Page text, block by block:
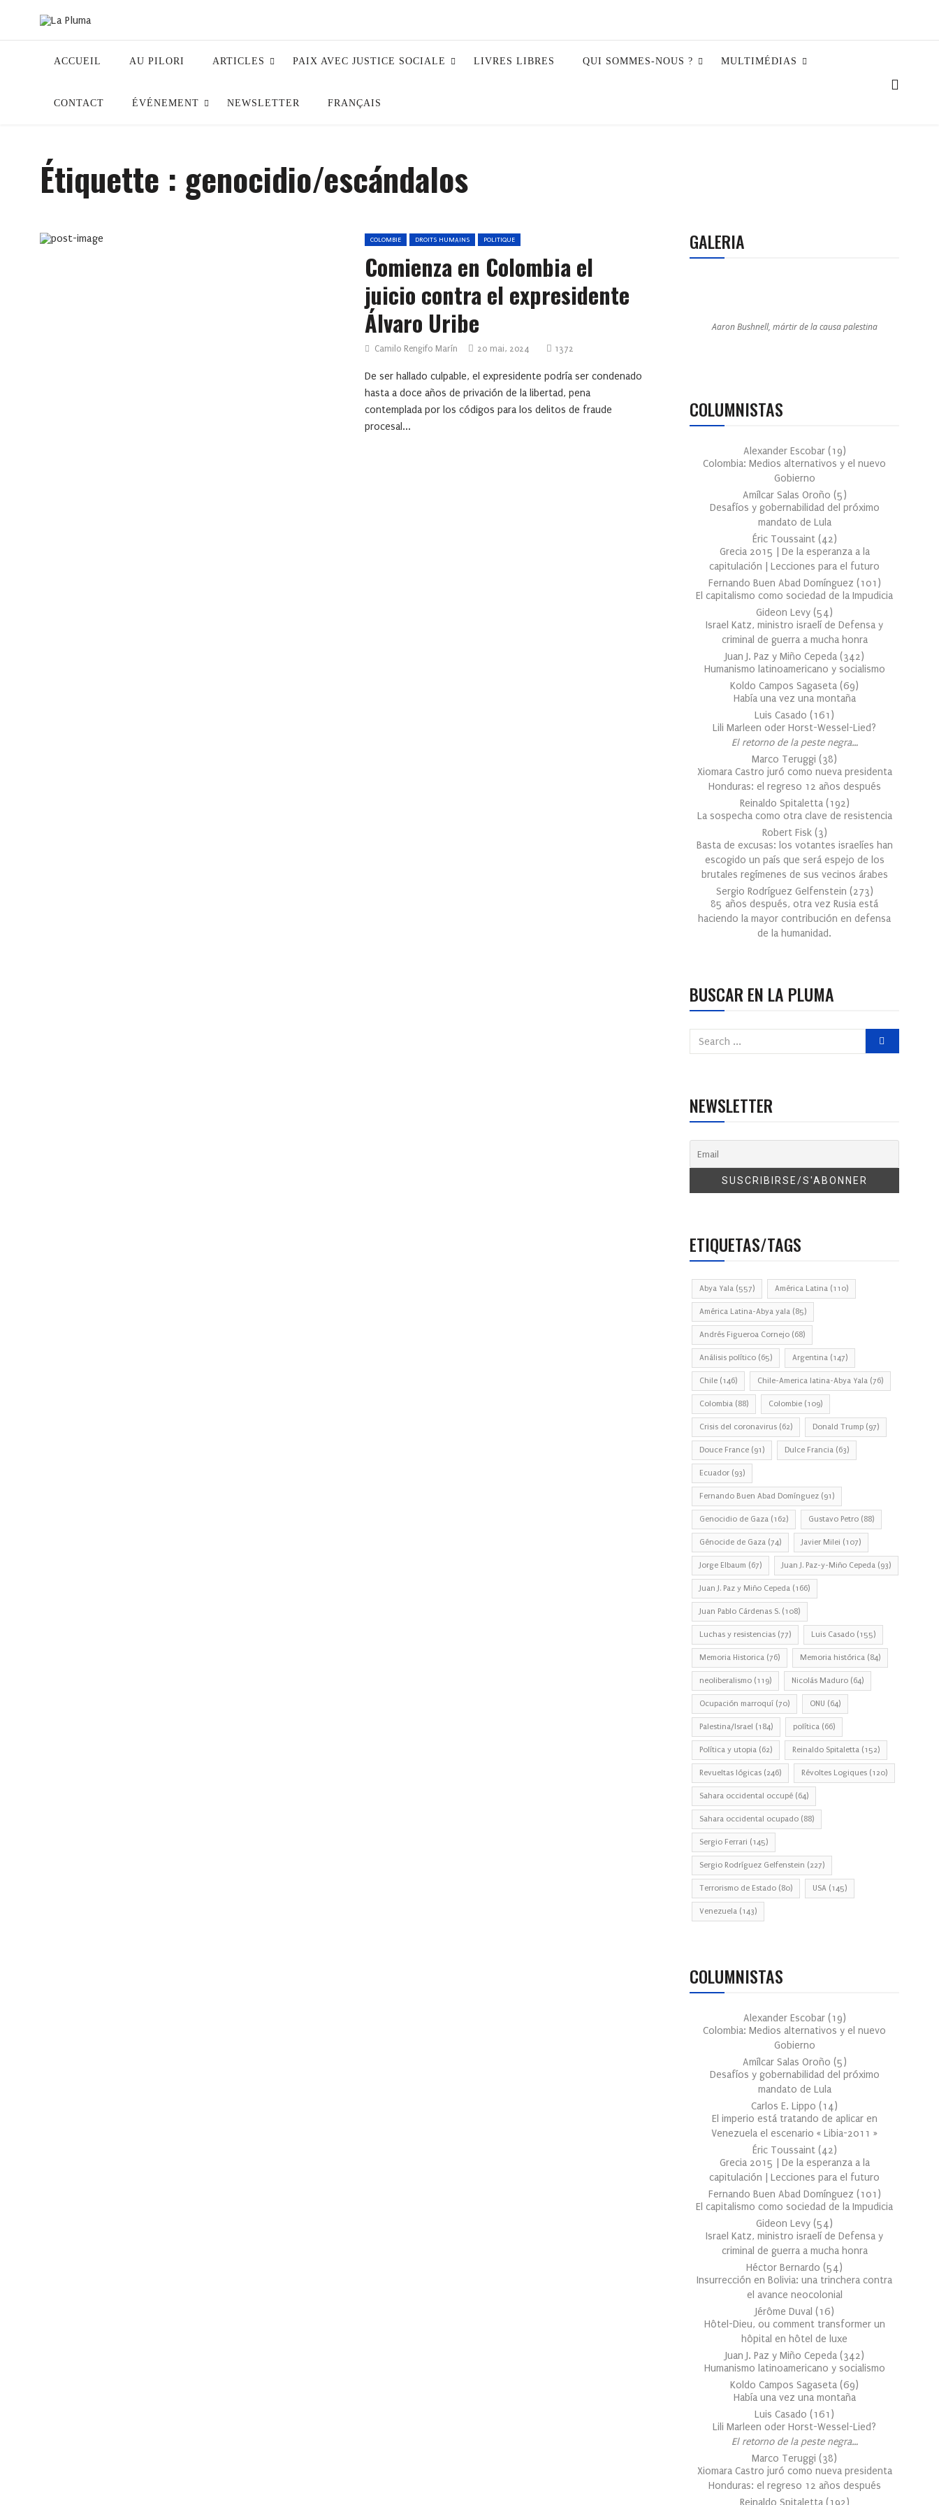
ACCUEIL AU PILORI ARTICLES PAIX AVEC JUSTICE SOCIALE LIVRES LIBRES QUI SOMMES-NOUS ? MULTIMÉDIAS
CONTACT ÉVÉNEMENT NEWSLETTER FRANÇAIS
Étiquette : genocidio/escándalos
COLOMBIE DROITS HUMAINS POLITIQUE
Comienza en Colombia el
juicio contra el expresidente
Álvaro Uribe
Camilo Rengifo Marín 20 mai, 2024 1372
De ser hallado culpable, el expresidente podría ser condenado
hasta a doce años de privación de la libertad, pena
contemplada por los códigos para los delitos de fraude
procesal...
GALERIA
Aaron Bushnell, mártir de la causa palestina
COLUMNISTAS
Alexander Escobar (19)
Colombia: Medios alternativos y el nuevo
Gobierno
Amílcar Salas Oroño (5)
Desafíos y gobernabilidad del próximo
mandato de Lula
Éric Toussaint (42)
Grecia 2015 | De la esperanza a la
capitulación | Lecciones para el futuro
Fernando Buen Abad Domínguez (101 )
El capitalismo como sociedad de la Impudicia
Gideon Levy (54)
Israel Katz, ministro israelí de Defensa y
criminal de guerra a mucha honra
Juan J. Paz y Miño Cepeda (342)
Humanismo latinoamericano y socialismo
Koldo Campos Sagaseta (69)
Había una vez una montaña
Luis Casado (161 )
Lili Marleen oder Horst-Wessel-Lied?
El retorno de la peste negra…
Marco Teruggi (38)
Xiomara Castro juró como nueva presidenta
Honduras: el regreso 12 años después
Reinaldo Spitaletta (192)
La sospecha como otra clave de resistencia
Robert Fisk (3)
Basta de excusas: los votantes israelíes han
escogido un país que será espejo de los
brutales regímenes de sus vecinos árabes
Sergio Rodríguez Gelfenstein (273)
85 años después, otra vez Rusia está
haciendo la mayor contribución en defensa
de la humanidad.
BUSCAR EN LA PLUMA
NEWSLETTER
ETIQUETAS/TAGS
Abya Yala (557) América Latina (110)
América Latina-Abya yala (85)
Andrés Figueroa Cornejo (68)
Análisis político (65) Argentina (147)
Chile (146) Chile-America latina-Abya Yala (76)
Colombia (88) Colombie (109)
Crisis del coronavirus (62) Donald Trump (97)
Douce France (91) Dulce Francia (63)
Ecuador (93)
Fernando Buen Abad Domínguez (91)
Genocidio de Gaza (162) Gustavo Petro (88)
Génocide de Gaza (74) Javier Milei (107)
Jorge Elbaum (67) Juan J. Paz-y-Miño Cepeda (93)
Juan J. Paz y Miño Cepeda (166)
Juan Pablo Cárdenas S. (108)
Luchas y resistencias (77) Luis Casado (155)
Memoria Historica (76) Memoria histórica (84)
neoliberalismo (119) Nicolás Maduro (64)
Ocupación marroquí (70) ONU (64)
Palestina/Israel (184) política (66)
Política y utopia (62) Reinaldo Spitaletta (152)
Revueltas lógicas (246) Révoltes Logiques (120)
Sahara occidental occupé (64)
Sahara occidental ocupado (88)
Sergio Ferrari (145)
Sergio Rodríguez Gelfenstein (227)
Terrorismo de Estado (80) USA (145)
Venezuela (143)
COLUMNISTAS
Alexander Escobar (19)
Colombia: Medios alternativos y el nuevo
Gobierno
Amílcar Salas Oroño (5)
Desafíos y gobernabilidad del próximo
mandato de Lula
Carlos E. Lippo (14)
El imperio está tratando de aplicar en
Venezuela el escenario « Libia-2011 »
Éric Toussaint (42)
Grecia 2015 | De la esperanza a la
capitulación | Lecciones para el futuro
Fernando Buen Abad Domínguez (101 )
El capitalismo como sociedad de la Impudicia
Gideon Levy (54)
Israel Katz, ministro israelí de Defensa y
criminal de guerra a mucha honra
Héctor Bernardo (54)
Insurrección en Bolivia: una trinchera contra
el avance neocolonial
Jérôme Duval (16)
Hôtel-Dieu, ou comment transformer un
hôpital en hôtel de luxe
Juan J. Paz y Miño Cepeda (342)
Humanismo latinoamericano y socialismo
Koldo Campos Sagaseta (69)
Había una vez una montaña
Luis Casado (161 )
Lili Marleen oder Horst-Wessel-Lied?
El retorno de la peste negra…
Marco Teruggi (38)
Xiomara Castro juró como nueva presidenta
Honduras: el regreso 12 años después